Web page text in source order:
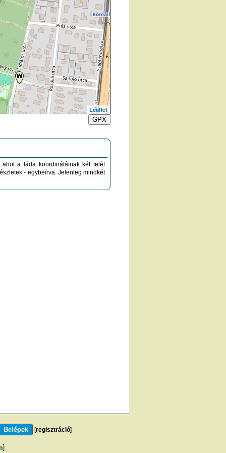
Leaflet
GPX
a láda koordinátáinak két felét
- egybeírva. Jelenleg mindkét
[regisztráció]